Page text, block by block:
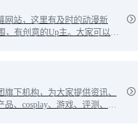
网站，这里有及时的动漫新
，有创意的Up主。大家可以在
旗下机构，为大家提供资讯、
、cosplay、游戏、评测、攻